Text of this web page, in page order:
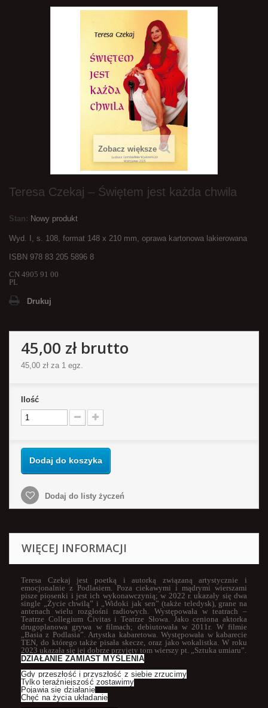
Zobacz większe
Teresa Czekaj – Świętem jest każda chwila
Stan: Nowy produkt
Wyd. I, s. 108, format 148 x 210 mm, oprawa kartonowa lakierowana
ISBN 978 83 205 5896 8
CN 4905 91 00
PL
Drukuj
45,00 złbrutto
45,00 zł za 1 egz.
Ilość
Dodaj do koszyka
Dodaj do listy życzeń
WIĘCEJ INFORMACJI
Teresa Czekaj jest poetką i autorką związaną artystycznie i
emocjonalnie z Podlasiem. Poza ciekawymi i mądrymi wierszami
pisze piosenki i jest ich wykonawczynią; w 2022 r. ukazały się dwa
single „Życie chwilą” i „Widoki jak sen” (także teledysk), grane na
antenach wielu rozgłośni radiowych. Występowała w teatrach –
Teatrze Collegium Civitas i Teatrze Słowa. Jako ceniona aktorka
drugoplanowa grywa w filmach; debiutowała w 2011r. W filmie
„Basia z Podlasia”. Artystka kabaretowa. Występowała w kabarecie
TEN, do którego także pisała skecze, oraz jako wokalistka. W roku
2023 ukazała się jej dobrze przyjęty tom wierszy pt. „Sztuka umiaru”.
DZIAŁANIE ZAMIAST MYŚLENIA
Gdy przeszłość i przyszłość z siebie zrzucimy
Tylko teraźniejszość zostawimy
Pojawia się działanie
Chęć na życia układanie